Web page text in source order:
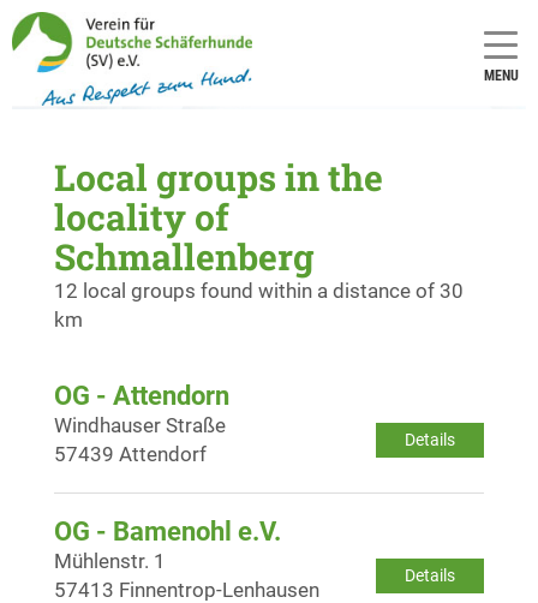
MENU
Local groups in the
locality of
Schmallenberg
12 local groups found within a distance of 30
km
OG - Attendorn
Details
Windhauser Straße
57439 Attendorf
OG - Bamenohl e.V.
Details
Mühlenstr. 1
57413 Finnentrop-Lenhausen